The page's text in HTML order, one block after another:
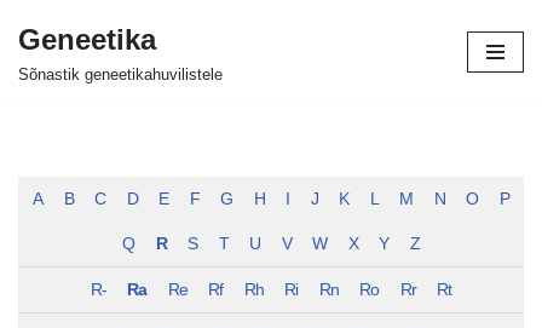
Skip
Geneetika
Sõnastik geneetikahuvilistele
A B C D E F G H J K L M N O P
Q R S T U V W X Y Z
R- Ra Re Rf Rh Ri Rn Ro Rr Rt